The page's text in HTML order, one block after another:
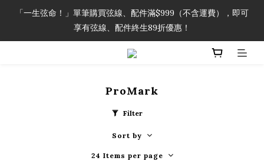
「一生弦命！」單筆購買弦線、配件滿$999（不含運費），即可
享有弦線、配件終生89折優惠！
「一生弦命！」單筆購買弦線、配件滿$999（不含運費），即可
享有弦線、配件終生89折優惠！
加入會員即領2000元購物金。 加入購物車查看更多折扣！
「一生弦命！」單筆購買弦線、配件滿$999（不含運費），即可
享有弦線、配件終生89折優惠！
ProMark
Filter
Sort by
24 Items per page